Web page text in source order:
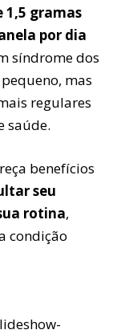
1,5 gramas
por dia
síndrome dos
mas
regulares
saúde.
benefícios
seu
rotina,
condição